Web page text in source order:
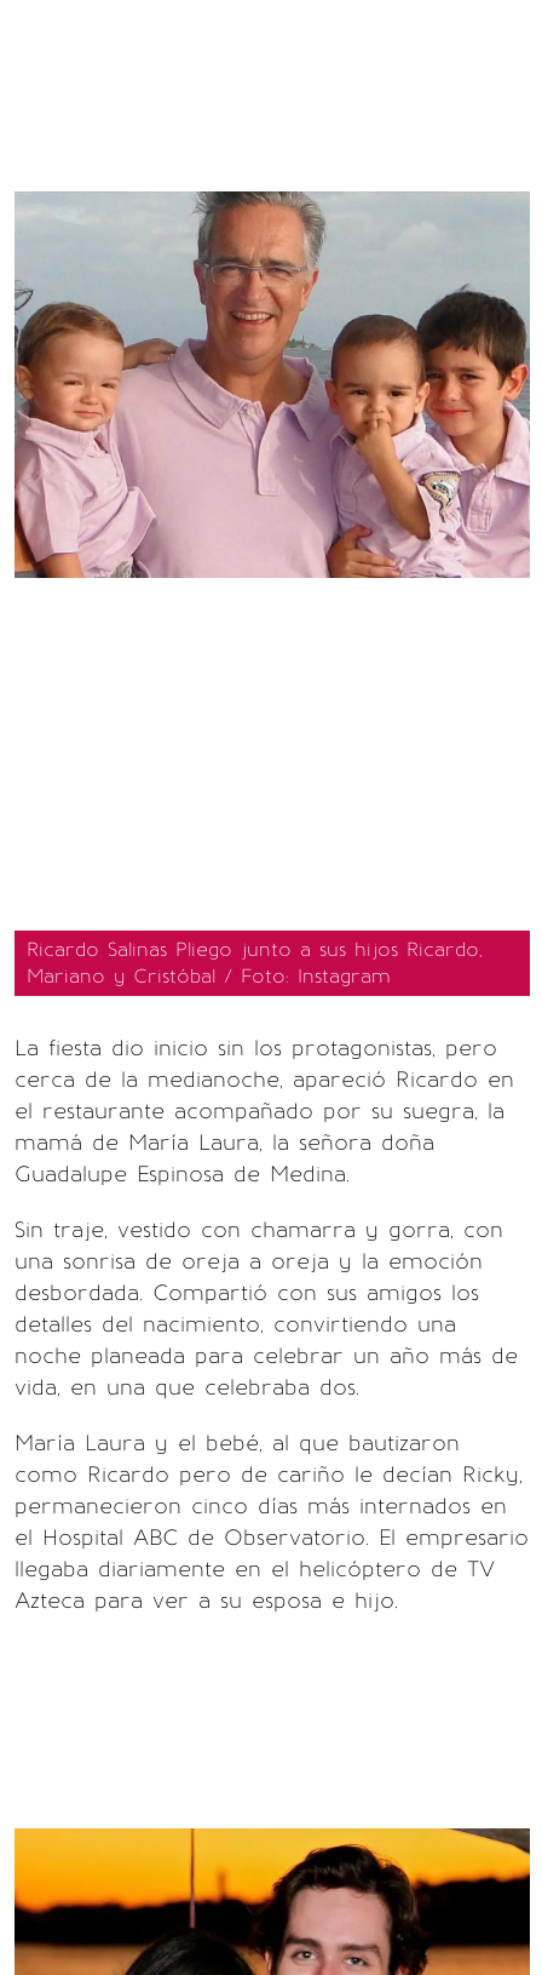
Ricardo Salinas Pliego junto a sus hijos Ricardo,
Mariano y Cristóbal / Foto: Instagram
La fiesta dio inicio sin los protagonistas, pero
cerca de la medianoche, apareció Ricardo en
el restaurante acompañado por su suegra, la
mamá de María Laura, la señora doña
Guadalupe Espinosa de Medina.
Sin traje, vestido con chamarra y gorra, con
una sonrisa de oreja a oreja y la emoción
desbordada. Compartió con sus amigos los
detalles del nacimiento, convirtiendo una
noche planeada para celebrar un año más de
vida, en una que celebraba dos.
María Laura y el bebé, al que bautizaron
como Ricardo pero de cariño le decían Ricky,
permanecieron cinco días más internados en
el Hospital ABC de Observatorio. El empresario
llegaba diariamente en el helicóptero de TV
Azteca para ver a su esposa e hijo.